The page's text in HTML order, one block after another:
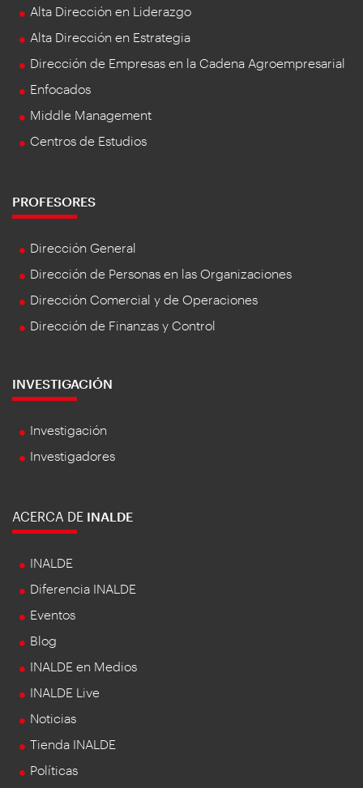
Alta Dirección en Liderazgo
Alta Dirección en Estrategia
Dirección de Empresas en la Cadena Agroempresarial
Enfocados
Middle Management
Centros de Estudios
PROFESORES
Dirección General
Dirección de Personas en las Organizaciones
Dirección Comercial y de Operaciones
Dirección de Finanzas y Control
INVESTIGACIÓN
Investigación
Investigadores
ACERCA DE INALDE
INALDE
Diferencia INALDE
Eventos
Blog
INALDE en Medios
INALDE Live
Noticias
Tienda INALDE
Políticas